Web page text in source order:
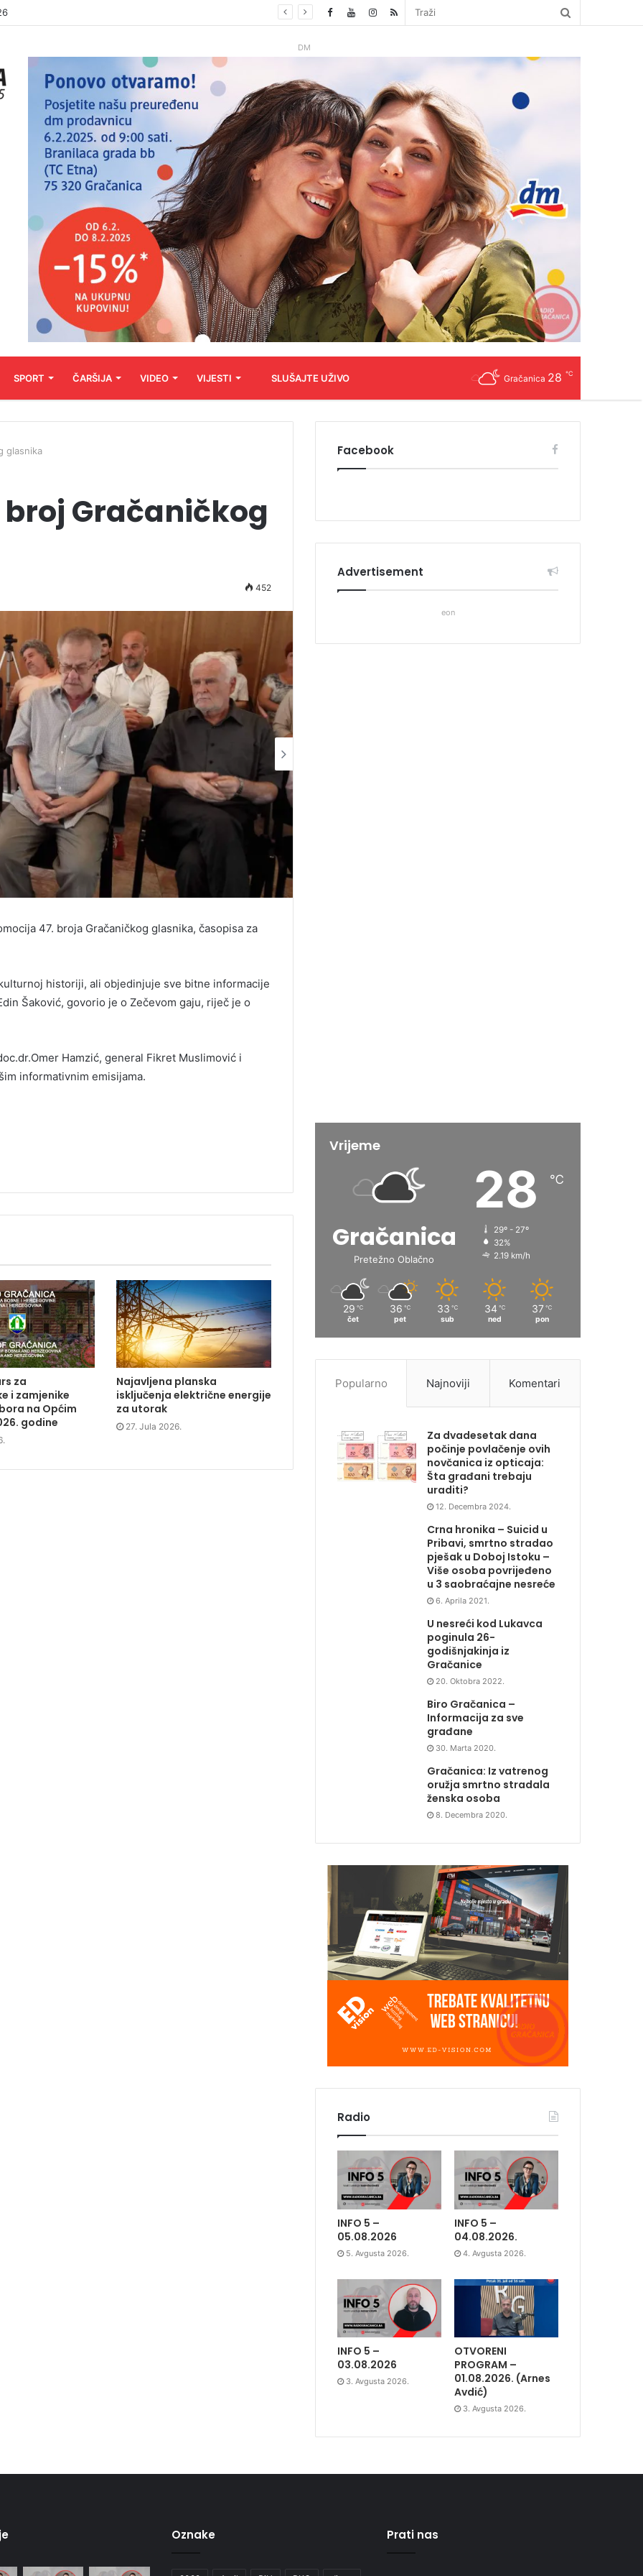
DM
SPORT ČARŠIJA VIDEO VIJESTI SLUŠAJTE UŽIVO Gračanica 28 ℃
glasnika
Gračaničkog
452
47. broja Gračaničkog glasnika, časopisa za
historiji, ali objedinjuje sve bitne informacije
Šaković, govorio je o Zečevom gaju, riječ je o
Hamzić, general Fikret Muslimović i
informativnim emisijama.
za
i zamjenike
na Općim
godine
Najavljena planska
isključenja električne energije
za utorak
27. Jula 2026.
Facebook
Advertisement
eon
Vrijeme
Gračanica
Pretežno Oblačno
28 ℃
29º - 27º
32%
2.19 km/h
29 ℃
čet
36 ℃
pet
33 ℃
sub
34 ℃
ned
37 ℃
pon
Popularno Najnoviji Komentari
Za dvadesetak dana
počinje povlačenje ovih
novčanica iz opticaja:
Šta građani trebaju
uraditi?
12. Decembra 2024.
Crna hronika – Suicid u
Pribavi, smrtno stradao
pješak u Doboj Istoku –
Više osoba povrijeđeno
u 3 saobraćajne nesreće
6. Aprila 2021.
U nesreći kod Lukavca
poginula 26-
godišnjakinja iz
Gračanice
20. Oktobra 2022.
Biro Gračanica –
Informacija za sve
građane
30. Marta 2020.
Gračanica: Iz vatrenog
oružja smrtno stradala
ženska osoba
8. Decembra 2020.
Radio
INFO 5 –
05.08.2026
5. Avgusta 2026.
INFO 5 –
04.08.2026.
4. Avgusta 2026.
INFO 5 –
03.08.2026
3. Avgusta 2026.
OTVORENI
PROGRAM –
01.08.2026. (Arnes
Avdić)
3. Avgusta 2026.
Oznake Prati nas